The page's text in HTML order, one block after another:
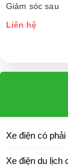
Giảm sóc sau
Liên hệ
Xe điện có
Xe điện du lịch